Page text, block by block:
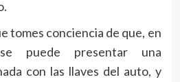
tomes conciencia de que, en
puede presentar una
con las llaves del auto, y